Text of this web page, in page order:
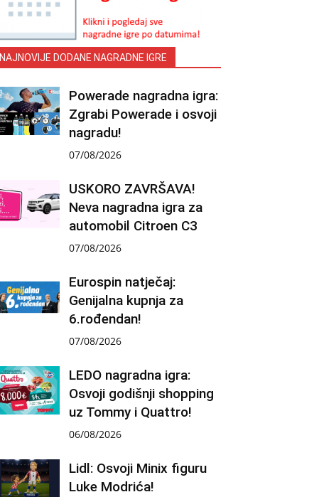
NAJNOVIJE DODANE NAGRADNE IGRE
Powerade nagradna igra:
Zgrabi Powerade i osvoji
nagradu!
07/08/2026
USKORO ZAVRŠAVA!
Neva nagradna igra za
automobil Citroen C3
07/08/2026
Eurospin natječaj:
Genijalna kupnja za
6.rođendan!
07/08/2026
LEDO nagradna igra:
Osvoji godišnji shopping
uz Tommy i Quattro!
06/08/2026
Lidl: Osvoji Minix figuru
Luke Modrića!